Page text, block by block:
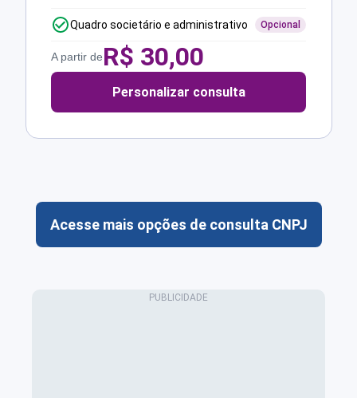
Quadro societário e administrativo Opcional
A partir deR$ 30,00
Personalizar consulta
Acesse mais opções de consulta CNPJ